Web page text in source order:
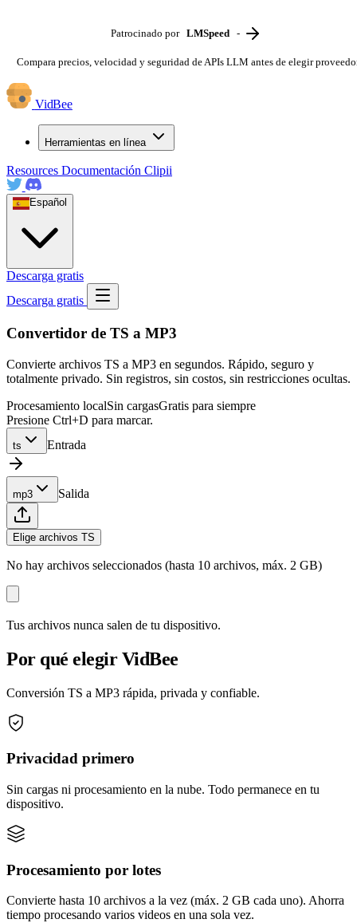
Patrocinado por LMSpeed -
Compara precios, velocidad y seguridad de APIs LLM antes de elegir
VidBee
Herramientas en línea
Resources Documentación Clipii
Español
Descarga gratis
Descarga gratis
Convertidor de TS a MP3
Convierte archivos TS a MP3 en segundos. Rápido, seguro y
totalmente privado. Sin registros, sin costos, sin restricciones ocultas.
Procesamiento localSin cargasGratis para siempre
Presione Ctrl+D para marcar.
ts Entrada
mp3 Salida
Elige archivos TS
No hay archivos seleccionados (hasta 10 archivos, máx. 2 GB)
Tus archivos nunca salen de tu dispositivo.
Por qué elegir VidBee
Conversión TS a MP3 rápida, privada y confiable.
Privacidad primero
Sin cargas ni procesamiento en la nube. Todo permanece en tu
dispositivo.
Procesamiento por lotes
Convierte hasta 10 archivos a la vez (máx. 2 GB cada uno). Ahorra
tiempo procesando varios videos en una sola vez.